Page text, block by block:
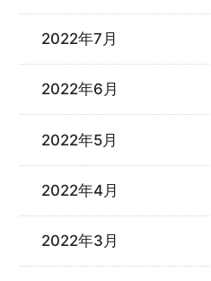
2022年7月
2022年6月
2022年5月
2022年4月
2022年3月